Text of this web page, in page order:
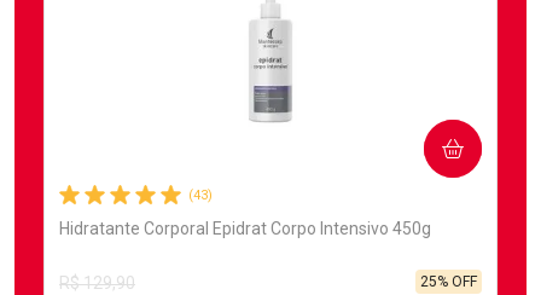
(43)
Hidratante Corporal Epidrat Corpo Intensivo 450g
R$ 129,90
25% OFF
COMPRAR